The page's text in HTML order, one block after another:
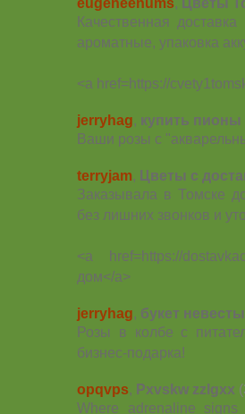
Качественная
ароматные, упаковка
<a href=https://
jerryhag, купить пионы
Ваши розы с
terryjam, Цветы с
Заказывала в Томске
без лишних звонков и
<a href=https://
дом</a>
jerryhag, букет
Розы в колбе с
бизнес-подарка!
opqvps, Pxvskw zzlgxx
Where adrenaline